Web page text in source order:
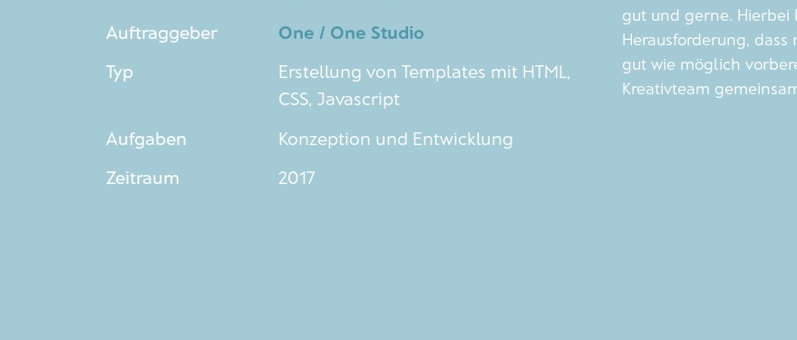
Auftraggeber
One / One Studio
Typ
Erstellung von Templates mit HTML,
CSS, Javascript
Aufgaben
Konzeption und Entwicklung
Zeitraum
2017
gut und gerne. Hierbei
Herausforderung,
gut wie möglich
Kreativteam